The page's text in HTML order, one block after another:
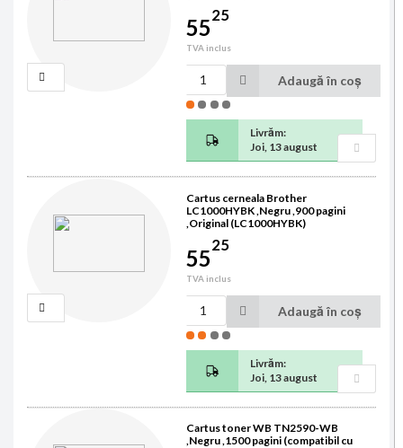
5525
TVA inclus
Adaugă în coș
Livrăm:
Joi, 13 august
Cartus cerneala Brother
LC1000HYBK ,Negru ,900 pagini
,Original (LC1000HYBK)
5525
TVA inclus
Adaugă în coș
Livrăm:
Joi, 13 august
Cartus toner WB TN2590-WB
,Negru ,1500 pagini (compatibil cu